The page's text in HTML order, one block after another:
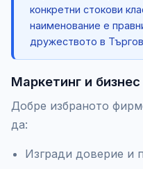
конкретни стокови
наименование е
дружеството в
Маркетинг и
Добре избраното
да:
Изгради доверие и